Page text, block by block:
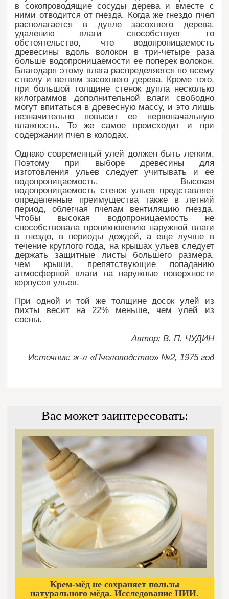
в сокопроводящие сосуды дерева и вместе с
ними отводится от гнезда. Когда же гнездо пчел
располагается в дупле засохшего дерева,
удалению влаги способствует то
обстоятельство, что водопроницаемость
древесины вдоль волокон в три-четыре раза
больше водопроницаемости ее поперек волокон.
Благодаря этому влага распределяется по всему
стволу и ветвям засохшего дерева. Кроме того,
при большой толщине стенок дупла несколько
килограммов дополнительной влаги свободно
могут впитаться в древесную массу, и это лишь
незначительно повысит ее первоначальную
влажность. То же самое происходит и при
содержании пчел в колодах.
Однако современный улей должен быть легким.
Поэтому при выборе древесины для
изготовления ульев следует учитывать и ее
водопроницаемость. Высокая
водопроницаемость стенок ульев представляет
определенные преимущества также в летний
период, облегчая пчелам вентиляцию гнезда.
Чтобы высокая водопроницаемость не
способствовала проникновению наружной влаги
в гнездо, в периоды дождей, а еще лучше в
течение круглого года, на крышах ульев следует
держать защитные листы большего размера,
чем крыши, препятствующие попаданию
атмосферной влаги на наружные поверхности
корпусов ульев.
При одной и той же толщине досок улей из
пихты весит на 22% меньше, чем улей из
сосны.
Автор: В. П. ЧУДИН
Источник: ж-л «Пчеловодство» №2, 1975 год
Вас может заинтересовать:
Крем-мёд не сохраняет пользы
натурального мёда. Исследование НИИ.